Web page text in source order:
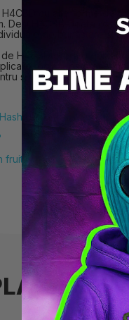
cu alte forme de
Deși H4CBD poate oferi
de bunăstare și
H4CBD oferă o gamă
topică, este
sănătate, o abordare
H4CBD: Pakistanez,
și Gelato
ȘI ⚡